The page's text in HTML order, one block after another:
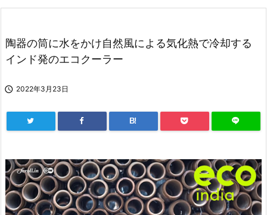
次へ
検索
陶器の筒に水をかけ自然風による気化熱で冷却する
インド発のエコクーラー
 2022年3月23日
B!